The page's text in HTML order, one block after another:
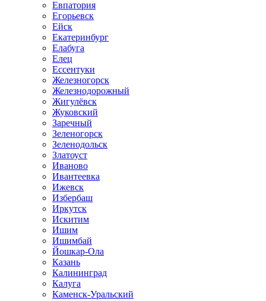
Евпатория
Егорьевск
Ейск
Екатеринбург
Елабуга
Елец
Ессентуки
Железногорск
Железнодорожный
Жигулёвск
Жуковский
Заречный
Зеленогорск
Зеленодольск
Златоуст
Иваново
Ивантеевка
Ижевск
Избербаш
Иркутск
Искитим
Ишим
Ишимбай
Йошкар-Ола
Казань
Калининград
Калуга
Каменск-Уральский